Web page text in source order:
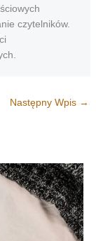
czytelników.
Następny Wpis →